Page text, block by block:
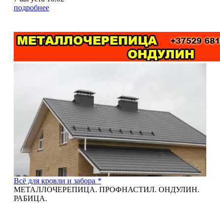
подробнее
Всё для кровли и забора *
МЕТАЛЛОЧЕРЕПИЦА. ПРОФНАСТИЛ. ОНДУЛИН.
РАБИЦА.